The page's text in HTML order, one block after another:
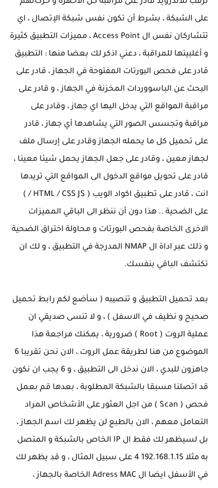
على الشبكة ، بشرط أن تكون نفس شبكة الإتصال ، اي
تتشاركان نفس ال Access Point ، مميزات التطبيق كثيرة
و أغلبيتها للمراقبة ، دعني اذكر لك بعضا منها : التطبيق
قادر على فحص البورتات المفتوحة في الجهاز ، قادر على
البحث عن الباسووردات المخزنة في الجهاز ، و قادر على
مراقبة المواقع التي يدخل اليها اي جهاز ، وقادر على
مراقبة وتجسس الصور التي يشاهدها أي جهاز ، قادر
على تحميل كل ما يحمله الجهاز وقادر على إرسال ملف
لجهاز معين ، وقادر على جعل الجهاز يحمل شيئا معينا ،
قادر على تحويل مواقع الدخول الى المواقع التي تريدها
انت ، قادر على تطبيق اكواد الويب ( HTML / CSS JS / )
على الضحية .. هذا دون أن ننظر الى الباقي المميزات
الاخرى الخاصة بفحص البورتات و محاولة اختراق الضحية
و ذلك عبر اداة ال NMAP المدرجة في التطبيق ، و لك ان
تكتشف الباقي بنفسك.
بعد تحميل التطبيق و تنصيبه ( سأضع لكم رابط تحميل
صحيح و نظيف في الاسفل ) ، و لا تنسى صديقي ان
عملية الروت ( Root ) ضرورية ، يمكنك مراجعة هذا
الموضوع من هنا لطريقة عمل الروت ، الان نحن تقريبا 6
جاهزون للبدي ، الان ندخل الى التطبيق ، و 6 يجب ان نكون
قد اتصلنا مسبقا بالشبكة المطلوبة ، بعدها قم بعمل
فحص ( Scan ) من اجل العثور على الأشخاص المراد
التعامل معهم ، الان بالطبع لن يظهر لك اسم الجهاز ،
بل لسيظهر لك فقط ال IP الخاص بالشبكة و المتصل
به مثلا 192.168.1.15 4 على سبيل المثال ، و قد يظهر لك
في الأسفل ايضا ال Adress MAC الخاصة بالجهاز ،